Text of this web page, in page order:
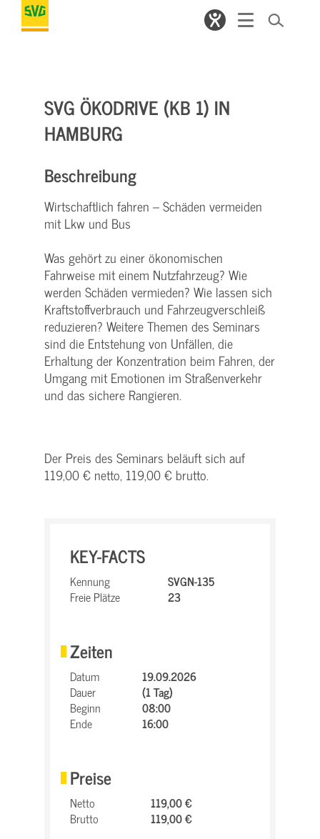
SVG ÖKODRIVE (KB 1) IN
HAMBURG
Beschreibung
Wirtschaftlich fahren – Schäden vermeiden
mit Lkw und Bus
Was gehört zu einer ökonomischen
Fahrweise mit einem Nutzfahrzeug? Wie
werden Schäden vermieden? Wie lassen sich
Kraftstoffverbrauch und Fahrzeugverschleiß
reduzieren? Weitere Themen des Seminars
sind die Entstehung von Unfällen, die
Erhaltung der Konzentration beim Fahren, der
Umgang mit Emotionen im Straßenverkehr
und das sichere Rangieren.
Der Preis des Seminars beläuft sich auf
119,00 € netto, 119,00 € brutto.
KEY-FACTS
Kennung
SVGN-135
Freie Plätze
23
Zeiten
Datum
19.09.2026
Dauer
(1 Tag)
Beginn
08:00
Ende
16:00
Preise
Netto
119,00 €
Brutto
119,00 €